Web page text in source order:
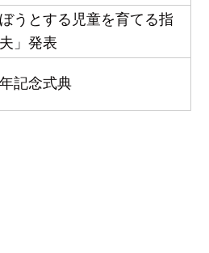
ぼうとする児童を育てる指
」発表
記念式典